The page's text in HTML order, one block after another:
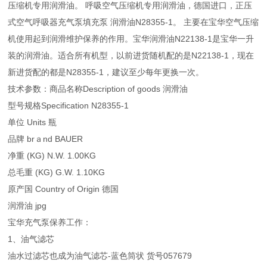
压缩机专用润滑油。 呼吸空气压缩机专用润滑油，德国进口，正压
式空气呼吸器充气泵填充泵 润滑油N28355-1。 主要在宝华空气压缩
机使用起到润滑维护保养的作用。宝华润滑油N22138-1是宝华一升
装的润滑油。适合所有机型，以前进货随机配的是N22138-1，现在
新进货配的都是N28355-1，建议至少每年更换一次。
技术参数：商品名称Description of goods 润滑油
型号规格Specification N28355-1
单位 Units 瓶
品牌 brａnd BAUER
净重 (KG) N.W. 1.00KG
总毛重 (KG) G.W. 1.10KG
原产国 Country of Origin 德国
润滑油 jpg
宝华充气泵保养工作：
1、油气滤芯
油水过滤芯也成为油气滤芯-蓝色筒状 货号057679